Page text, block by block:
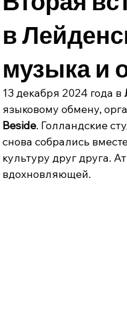
в
музыка и
13 декабря 2024 года в
языковому обмену,
Beside. Голландские
снова собрались
культуру друг друга.
вдохновляющей.